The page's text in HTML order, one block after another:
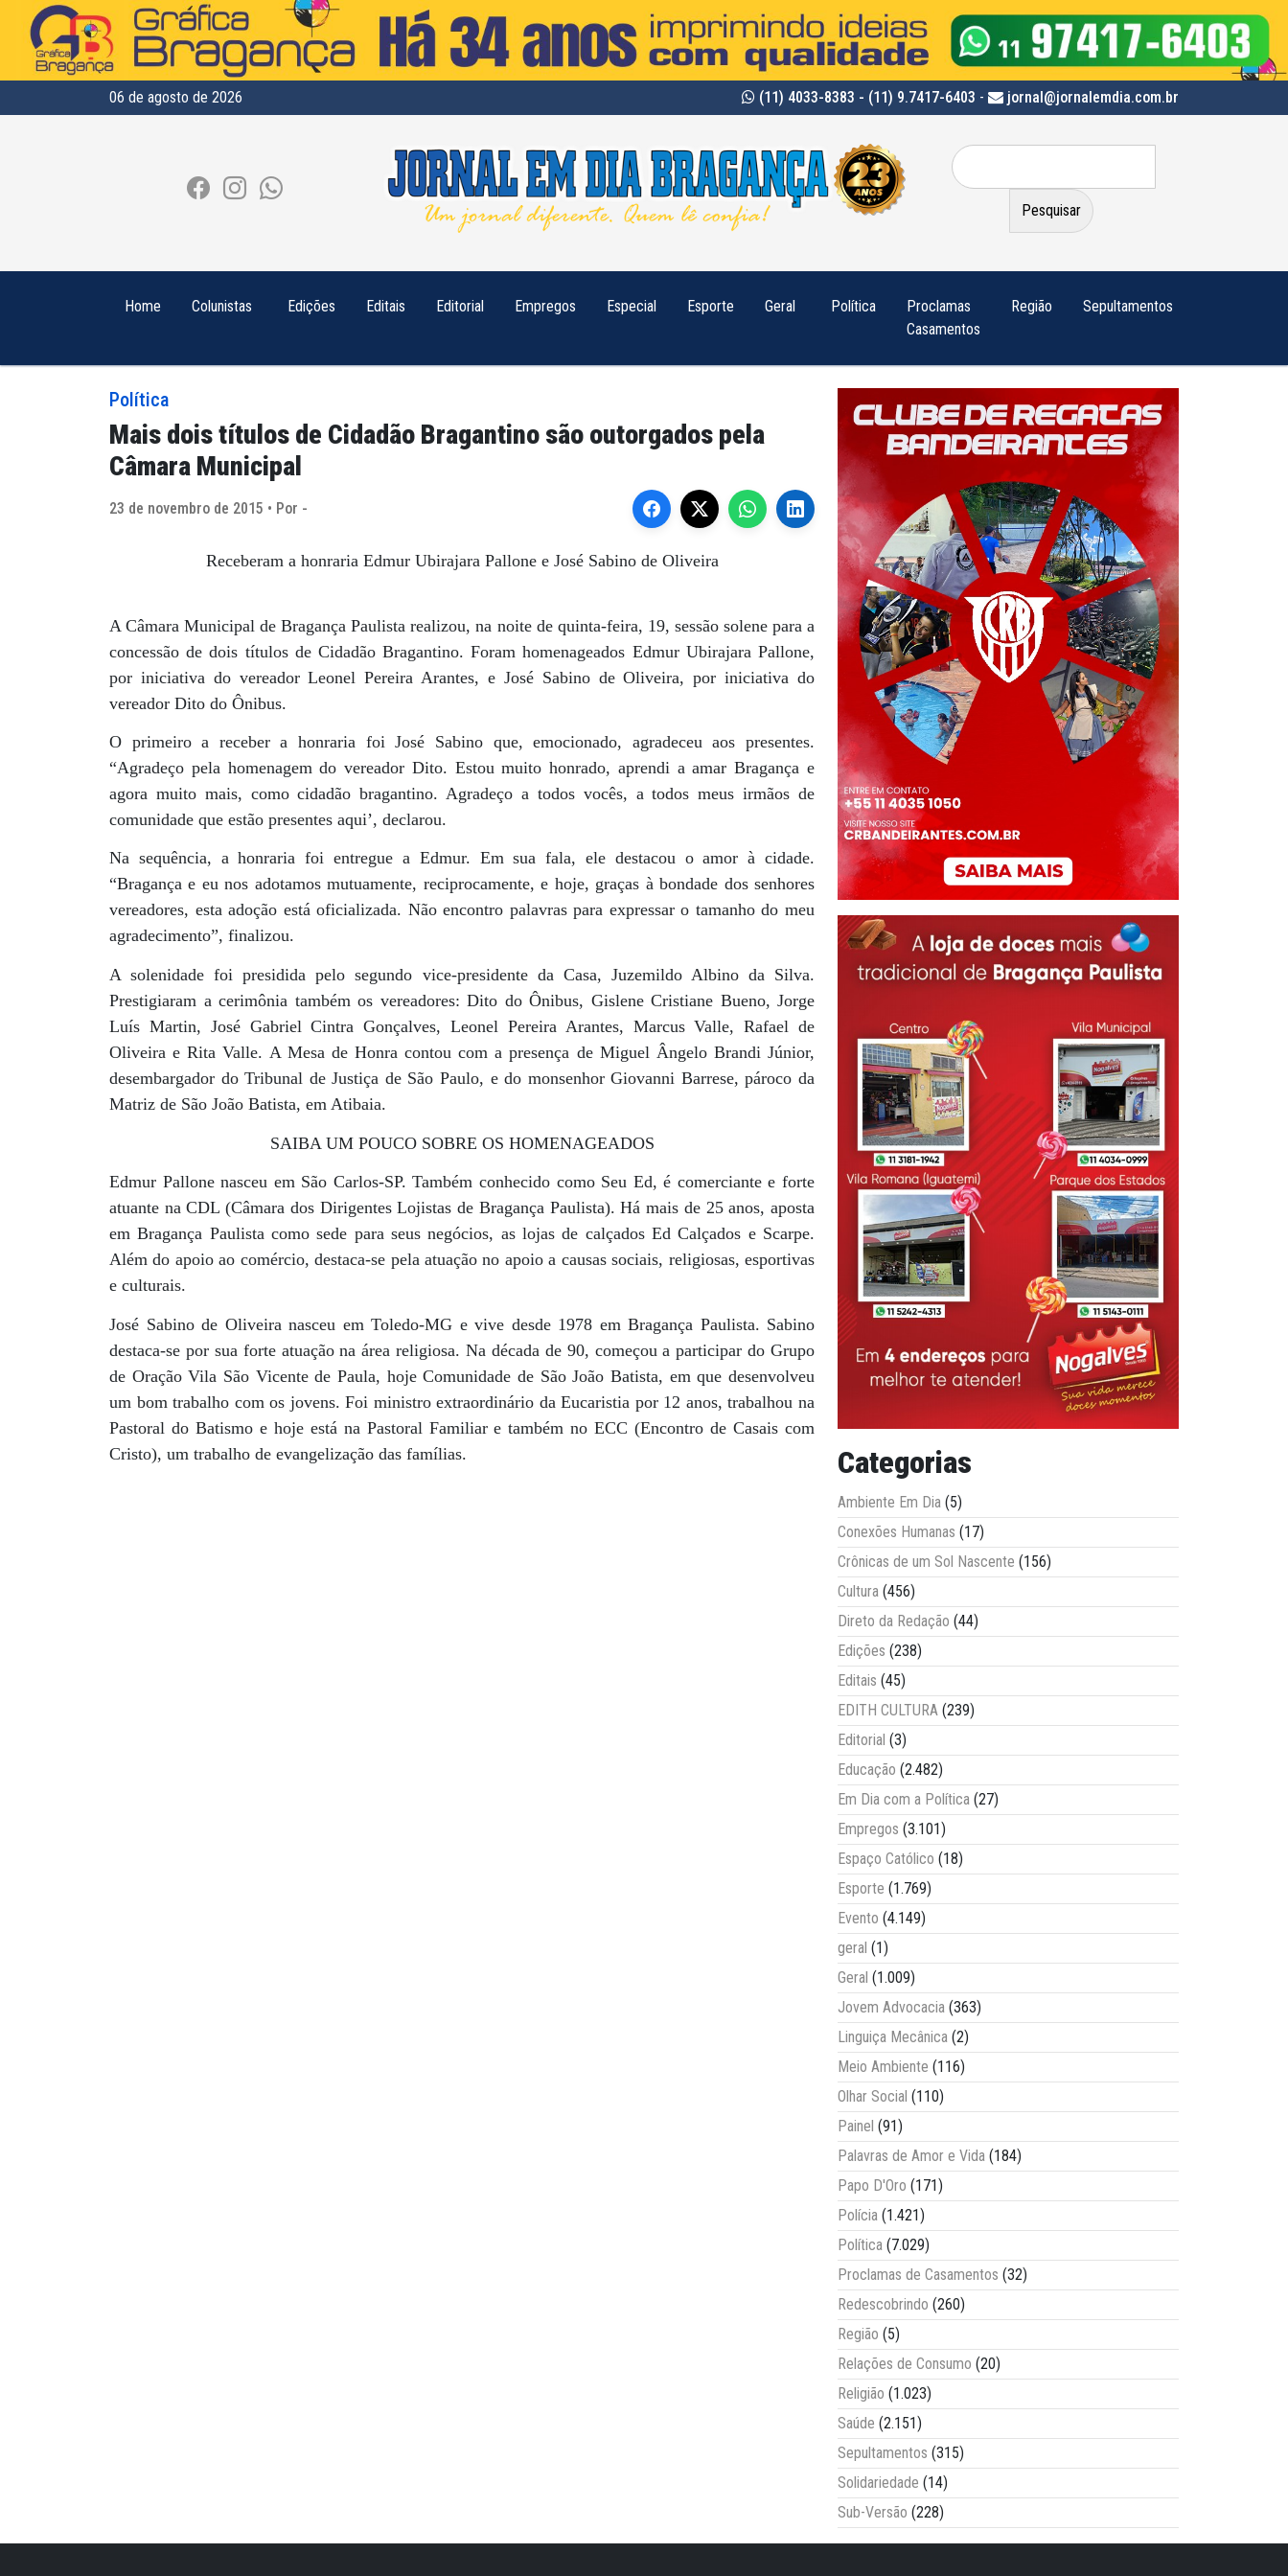
06 de agosto de 2026 (11) 4033-8383 - (11) 9.7417-6403 - jornal@jornalemdia.com.br
Pesquisar
por:
Home Colunistas Edições Editais Editorial Empregos Especial Esporte Geral Política
Proclamas
Casamentos
Região Sepultamentos
Política
Mais dois títulos de Cidadão Bragantino são outorgados pela
Câmara Municipal
23 de novembro de 2015 • Por -
Receberam a honraria Edmur Ubirajara Pallone e José Sabino de Oliveira
A Câmara Municipal de Bragança Paulista realizou, na noite de quinta-feira, 19, sessão solene para a
concessão de dois títulos de Cidadão Bragantino. Foram homenageados Edmur Ubirajara Pallone,
por iniciativa do vereador Leonel Pereira Arantes, e José Sabino de Oliveira, por iniciativa do
vereador Dito do Ônibus.
O primeiro a receber a honraria foi José Sabino que, emocionado, agradeceu aos presentes.
“Agradeço pela homenagem do vereador Dito. Estou muito honrado, aprendi a amar Bragança e
agora muito mais, como cidadão bragantino. Agradeço a todos vocês, a todos meus irmãos de
comunidade que estão presentes aqui’, declarou.
Na sequência, a honraria foi entregue a Edmur. Em sua fala, ele destacou o amor à cidade.
“Bragança e eu nos adotamos mutuamente, reciprocamente, e hoje, graças à bondade dos senhores
vereadores, esta adoção está oficializada. Não encontro palavras para expressar o tamanho do meu
agradecimento”, finalizou.
A solenidade foi presidida pelo segundo vice-presidente da Casa, Juzemildo Albino da Silva.
Prestigiaram a cerimônia também os vereadores: Dito do Ônibus, Gislene Cristiane Bueno, Jorge
Luís Martin, José Gabriel Cintra Gonçalves, Leonel Pereira Arantes, Marcus Valle, Rafael de
Oliveira e Rita Valle. A Mesa de Honra contou com a presença de Miguel Ângelo Brandi Júnior,
desembargador do Tribunal de Justiça de São Paulo, e do monsenhor Giovanni Barrese, pároco da
Matriz de São João Batista, em Atibaia.
SAIBA UM POUCO SOBRE OS HOMENAGEADOS
Edmur Pallone nasceu em São Carlos-SP. Também conhecido como Seu Ed, é comerciante e forte
atuante na CDL (Câmara dos Dirigentes Lojistas de Bragança Paulista). Há mais de 25 anos, aposta
em Bragança Paulista como sede para seus negócios, as lojas de calçados Ed Calçados e Scarpe.
Além do apoio ao comércio, destaca-se pela atuação no apoio a causas sociais, religiosas, esportivas
e culturais.
José Sabino de Oliveira nasceu em Toledo-MG e vive desde 1978 em Bragança Paulista. Sabino
destaca-se por sua forte atuação na área religiosa. Na década de 90, começou a participar do Grupo
de Oração Vila São Vicente de Paula, hoje Comunidade de São João Batista, em que desenvolveu
um bom trabalho com os jovens. Foi ministro extraordinário da Eucaristia por 12 anos, trabalhou na
Pastoral do Batismo e hoje está na Pastoral Familiar e também no ECC (Encontro de Casais com
Cristo), um trabalho de evangelização das famílias.
Categorias
Ambiente Em Dia (5)
Conexões Humanas (17)
Crônicas de um Sol Nascente (156)
Cultura (456)
Direto da Redação (44)
Edições (238)
Editais (45)
EDITH CULTURA (239)
Editorial (3)
Educação (2.482)
Em Dia com a Política (27)
Empregos (3.101)
Espaço Católico (18)
Esporte (1.769)
Evento (4.149)
geral (1)
Geral (1.009)
Jovem Advocacia (363)
Linguiça Mecânica (2)
Meio Ambiente (116)
Olhar Social (110)
Painel (91)
Palavras de Amor e Vida (184)
Papo D'Oro (171)
Polícia (1.421)
Política (7.029)
Proclamas de Casamentos (32)
Redescobrindo (260)
Região (5)
Relações de Consumo (20)
Religião (1.023)
Saúde (2.151)
Sepultamentos (315)
Solidariedade (14)
Sub-Versão (228)